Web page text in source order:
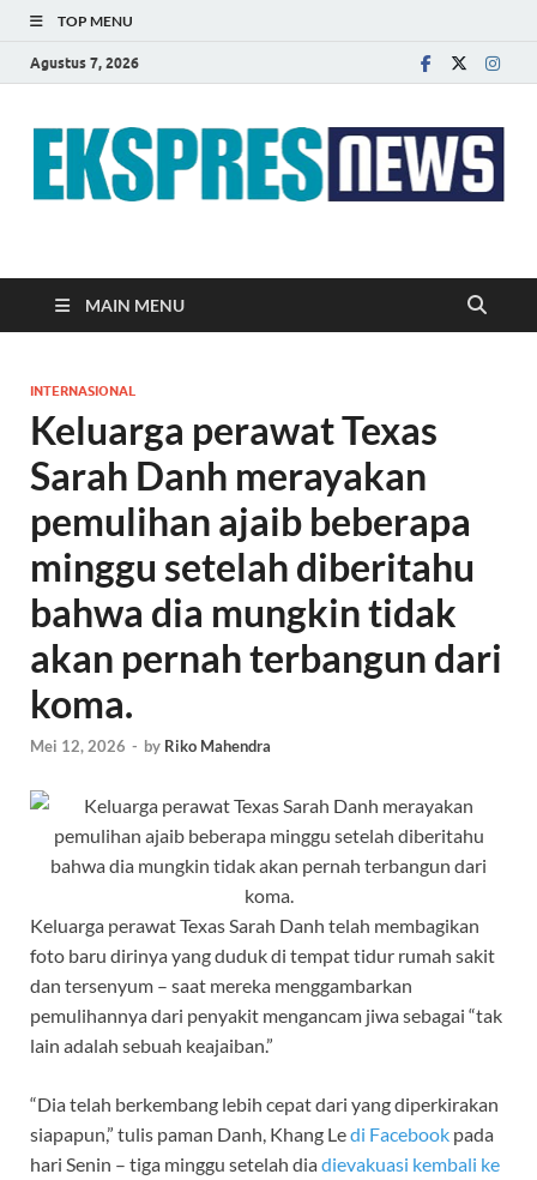
TOP MENU
Agustus 7, 2026
EKSPRES NEWS
MAIN MENU
INTERNASIONAL
Keluarga perawat Texas
Sarah Danh merayakan
pemulihan ajaib beberapa
minggu setelah diberitahu
bahwa dia mungkin tidak
akan pernah terbangun dari
koma.
Mei 12, 2026 - by Riko Mahendra
Keluarga perawat Texas Sarah Danh telah membagikan
foto baru dirinya yang duduk di tempat tidur rumah sakit
dan tersenyum – saat mereka menggambarkan
pemulihannya dari penyakit mengancam jiwa sebagai “tak
lain adalah sebuah keajaiban.”
“Dia telah berkembang lebih cepat dari yang diperkirakan
siapapun,” tulis paman Danh, Khang Ledi Facebook pada
hari Senin – tiga minggu setelah diadievakuasi kembali ke